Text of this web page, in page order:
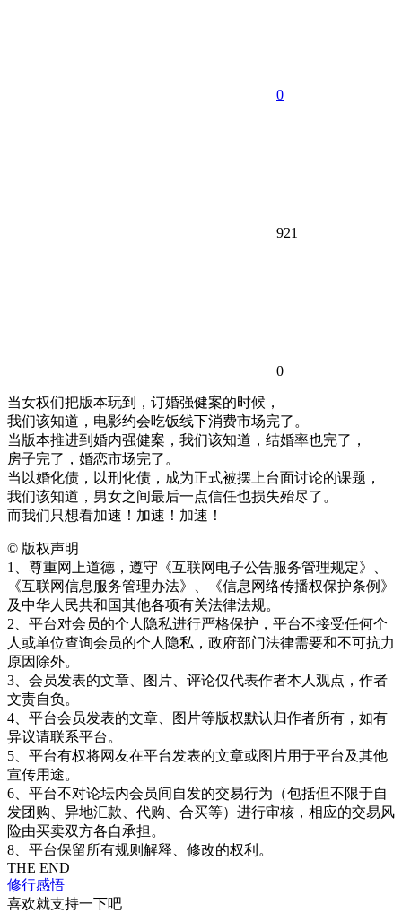
0
921
0
‌当女权们把版本玩到，订婚强健案的时候，
我们该知道，电影约会吃饭线下消费市场完了。
当版本推进到婚内强健案，我们该知道，结婚率也完了，
房子完了，婚恋市场完了。
当以婚化债，以刑化债，成为正式被摆上台面讨论的课题，
我们该知道，男女之间最后一点信任也损失殆尽了。
而我们只想看加速！加速！加速！
© 版权声明
1、尊重网上道德，遵守《互联网电子公告服务管理规定》、
《互联网信息服务管理办法》、《信息网络传播权保护条例》
及中华人民共和国其他各项有关法律法规。
2、平台对会员的个人隐私进行严格保护，平台不接受任何个
人或单位查询会员的个人隐私，政府部门法律需要和不可抗力
原因除外。
3、会员发表的文章、图片、评论仅代表作者本人观点，作者
文责自负。
4、平台会员发表的文章、图片等版权默认归作者所有，如有
异议请联系平台。
5、平台有权将网友在平台发表的文章或图片用于平台及其他
宣传用途。
6、平台不对论坛内会员间自发的交易行为（包括但不限于自
发团购、异地汇款、代购、合买等）进行审核，相应的交易风
险由买卖双方各自承担。
8、平台保留所有规则解释、修改的权利。
THE END
修行感悟
喜欢就支持一下吧